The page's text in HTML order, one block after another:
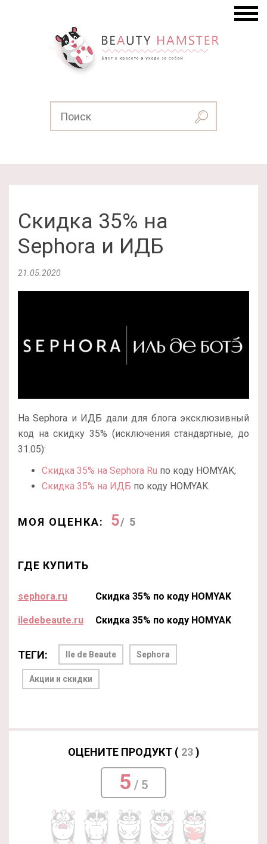
Скидка 35% на
Sephora и ИДБ
21.05.2020
На Sephora и ИДБ дали для блога эксклюзивный
код на скидку 35% (исключения стандартные, до
31.05):
Скидка 35% на Sephora Ru по коду HOMYAK;
Скидка 35% на ИДБ по коду HOMYAK.
МОЯ ОЦЕНКА: 5/ 5
ГДЕ КУПИТЬ
sephora.ru Скидка 35% по коду HOMYAK
iledebeaute.ru Скидка 35% по коду HOMYAK
ТЕГИ: Ile de Beaute Sephora
Акции и скидки
ОЦЕНИТЕ ПРОДУКТ ( 23)
5 / 5